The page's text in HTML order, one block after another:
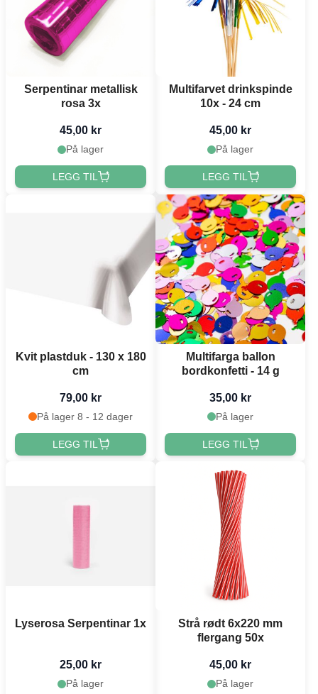
Serpentinar metallisk
rosa 3x
45,00 kr
På lager
LEGG TIL
Multifarvet drinkspinde
10x - 24 cm
45,00 kr
På lager
LEGG TIL
Kvit plastduk - 130 x 180
cm
79,00 kr
På lager 8 - 12 dager
LEGG TIL
Multifarga ballon
bordkonfetti - 14 g
35,00 kr
På lager
LEGG TIL
Lyserosa Serpentinar 1x
25,00 kr
På lager
Strå rødt 6x220 mm
flergang 50x
45,00 kr
På lager